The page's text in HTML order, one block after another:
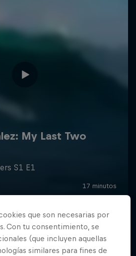
que son necesarias por
Con tu consentimiento, se
(que incluyen aquellas
similares para fines de